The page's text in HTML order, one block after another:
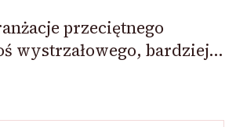
przeciętnego
wystrzałowego, bardziej…